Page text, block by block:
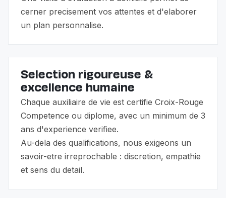
cerner precisement vos attentes et d'elaborer
un plan personnalise.
Selection rigoureuse &
excellence humaine
Chaque auxiliaire de vie est certifie Croix-Rouge
Competence ou diplome, avec un minimum de 3
ans d'experience verifiee.
Au-dela des qualifications, nous exigeons un
savoir-etre irreprochable : discretion, empathie
et sens du detail.